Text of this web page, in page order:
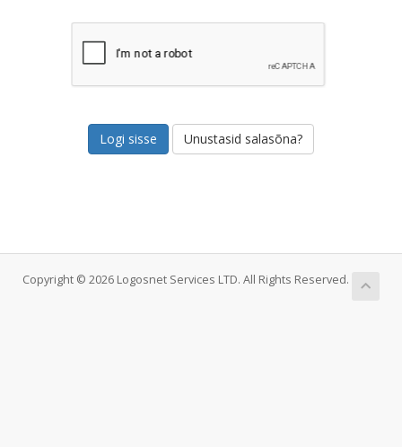
Unustasid salasõna?
Copyright © 2026 Logosnet Services LTD. All Rights Reserved.